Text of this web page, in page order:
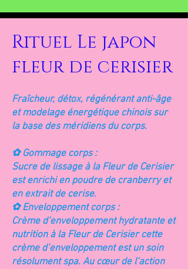
Rituel Le japon
fleur de cerisier
Fraîcheur, détox, régénérant anti-âge
et modelage énergétique chinois sur
la base des méridiens du corps.
✿ Gommage corps :
Sucre de lissage à la Fleur de Cerisier
est enrichi en poudre de cranberry et
en extrait de cerise.
✿ Enveloppement corps :
Crème d’enveloppement hydratante et
nutrition à la Fleur de Cerisier cette
crème d’enveloppement est un soin
résolument spa. Au cœur de l’action